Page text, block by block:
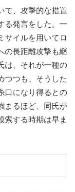
て、攻撃的な措置
る発言をした。一
サイルを用いてロ
の長距離攻撃も継
は、それが一種の
つつも、そうした
口になり得るとの
まるほど、同氏が
索する時期は早ま